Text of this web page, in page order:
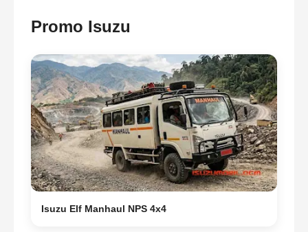
Promo Isuzu
Isuzu Elf Manhaul NPS 4x4